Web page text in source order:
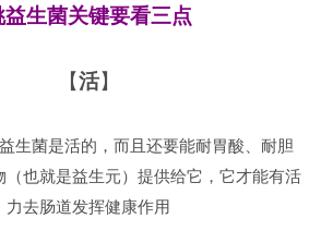
益生菌关键要看三点
【活】
生菌是活的，而且还要能耐胃酸、耐胆
（也就是益生元）提供给它，它才能有活
力去肠道发挥健康作用